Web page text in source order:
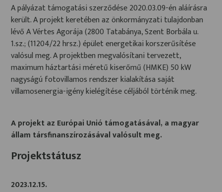
A pályázat támogatási szerződése 2020.03.09-én aláírásra
került. A projekt keretében az önkormányzati tulajdonban
lévő A Vértes Agorája (2800 Tatabánya, Szent Borbála u.
1.sz.; (11204/22 hrsz.) épület energetikai korszerűsítése
valósul meg. A projektben megvalósítani tervezett,
maximum háztartási méretű kiserőmű (HMKE) 50 kW
nagyságú fotovillamos rendszer kialakítása saját
villamosenergia-igény kielégítése céljából történik meg.
A projekt az Európai Unió támogatásával, a magyar
állam társfinanszírozásával valósult meg.
Projektstátusz
2023.12.15.